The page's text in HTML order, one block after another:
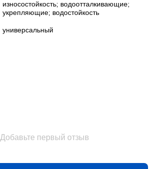
износостойкость; водоотталкивающие;
укрепляющие; водостойкость
универсальный
Добавьте первый отзыв